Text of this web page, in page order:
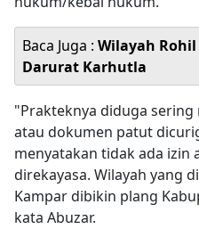
Baca Juga : Wilayah
Darurat Karhutla
"Prakteknya diduga
atau dokumen patut
menyatakan tidak ada izin
direkayasa. Wilayah yang
Kampar dibikin plang
kata Abuzar.